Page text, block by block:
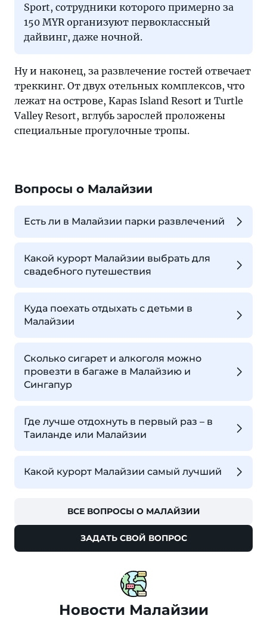
Sport, сотрудники которого примерно за
150 MYR организуют первоклассный
дайвинг, даже ночной.
Ну и наконец, за развлечение гостей отвечает
треккинг. От двух отельных комплексов, что
лежат на острове, Kapas Island Resort и Turtle
Valley Resort, вглубь зарослей проложены
специальные прогулочные тропы.
Вопросы о Малайзии
Есть ли в Малайзии парки развлечений
Какой курорт Малайзии выбрать для
свадебного путешествия
Куда поехать отдыхать с детьми в
Малайзии
Сколько сигарет и алкоголя можно
провезти в багаже в Малайзию и
Сингапур
Где лучше отдохнуть в первый раз – в
Таиланде или Малайзии
Какой курорт Малайзии самый лучший
ВСЕ ВОПРОСЫ О МАЛАЙЗИИ
ЗАДАТЬ СВОЙ ВОПРОС
Новости Малайзии